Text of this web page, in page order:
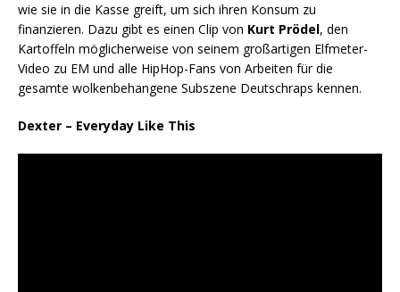
wie sie in die Kasse greift, um sich ihren Konsum zu
finanzieren. Dazu gibt es einen Clip von Kurt Prödel, den
Kartoffeln möglicherweise von seinem großartigen Elfmeter-
Video zu EM und alle HipHop-Fans von Arbeiten für die
gesamte wolkenbehangene Subszene Deutschraps kennen.
Dexter – Everyday Like This